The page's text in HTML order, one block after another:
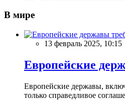
В мире
13 февраль 2025, 10:15
Европейские
Европейские державы,
только справедливое